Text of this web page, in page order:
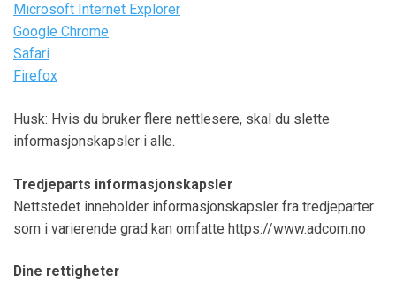
Microsoft Internet Explorer
Google Chrome
Safari
Firefox
Husk: Hvis du bruker flere nettlesere, skal du slette
informasjonskapsler i alle.
Tredjeparts informasjonskapsler
Nettstedet inneholder informasjonskapsler fra tredjeparter
som i varierende grad kan omfatte https://www.adcom.no
Dine rettigheter